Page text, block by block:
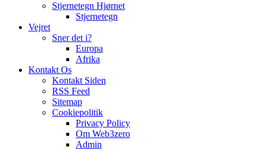
Stjernetegn Hjørnet
Stjernetegn
Vejret
Sner det i?
Europa
Afrika
Kontakt Os
Kontakt Siden
RSS Feed
Sitemap
Cookiepolitik
Privacy Policy
Om Web3zero
Admin